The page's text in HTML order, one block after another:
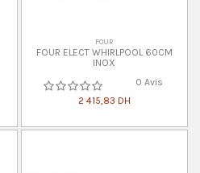
FOUR
FOUR ELECT WHIRLPOOL 60CM
INOX
0 Avis
2 415,83 DH